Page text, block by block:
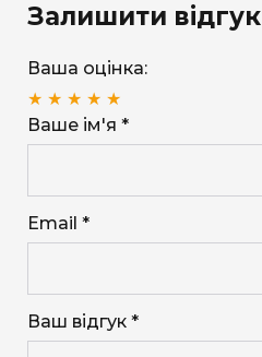
Залишити відгук
Ваша оцінка:
★ ★ ★ ★ ★
Ваше ім'я *
Email *
Ваш відгук *